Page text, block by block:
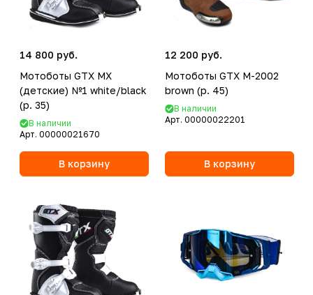
14 800 руб.
Мотоботы GTX MX
(детские) №1 white/black
(р. 35)
В наличии
Арт. 00000021670
В корзину
12 200 руб.
Мотоботы GTX M-2002
brown (р. 45)
В наличии
Арт. 00000022201
В корзину